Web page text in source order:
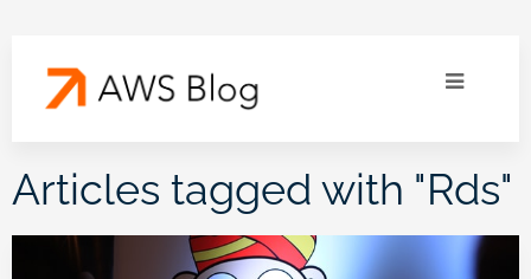
Articles tagged with "Rds"